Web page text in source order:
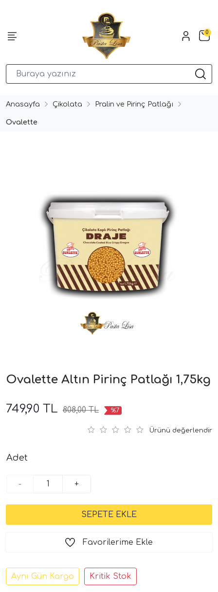
0
Anasayfa Çikolata Pralin ve Pirinç Patlağı
Ovalette
Ovalette Altın Pirinç Patlağı 1,75kg
749,90 TL 808,00 TL %7
Ürünü değerlendir
Adet
- +
Favorilerime Ekle
Aynı Gün Kargo Kritik Stok